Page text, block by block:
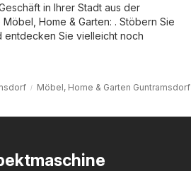
in Ihrer Stadt aus der
Möbel, Home & Garten: . Stöbern Sie
entdecken Sie vielleicht noch
Möbel, Home & Garten Guntramsdorf